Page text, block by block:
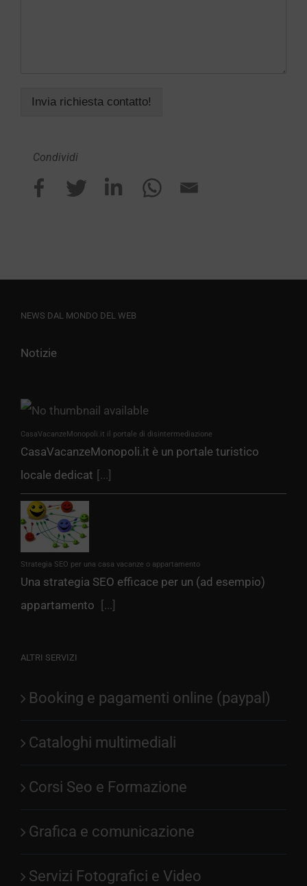
Invia richiesta contatto!
Condividi
NEWS DAL MONDO DEL WEB
Notizie
CasaVacanzeMonopoli.it il portale di disintermediazione
CasaVacanzeMonopoli.it è un portale turistico
locale dedicat [...]
Strategia SEO per una casa vacanze o appartamento
Una strategia SEO efficace per un (ad esempio)
appartamento
[...]
ALTRI SERVIZI
Booking e pagamenti online (paypal)
Cataloghi multimediali
Corsi Seo e Formazione
Grafica e comunicazione
Servizi Fotografici e Video